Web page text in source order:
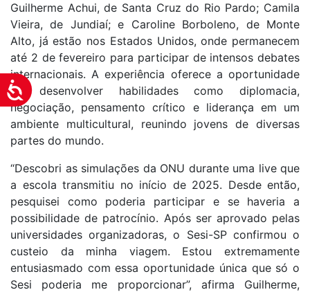
Acessibilidade
Guilherme Achui, de Santa Cruz do Rio Pardo; Camila
Vieira, de Jundiaí; e Caroline Borboleno, de Monte
Alto, já estão nos Estados Unidos, onde permanecem
até 2 de fevereiro para participar de intensos debates
internacionais. A experiência oferece a oportunidade
de desenvolver habilidades como diplomacia,
negociação, pensamento crítico e liderança em um
ambiente multicultural, reunindo jovens de diversas
partes do mundo.
“Descobri as simulações da ONU durante uma live que
a escola transmitiu no início de 2025. Desde então,
pesquisei como poderia participar e se haveria a
possibilidade de patrocínio. Após ser aprovado pelas
universidades organizadoras, o Sesi-SP confirmou o
custeio da minha viagem. Estou extremamente
entusiasmado com essa oportunidade única que só o
Sesi poderia me proporcionar”, afirma Guilherme,